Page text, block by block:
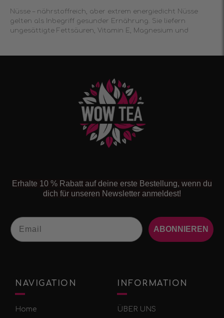
Nüsse – nährstoffreich, aber extrem energiedicht Nüsse
gelten als Inbegriff gesunder Ernährung. Sie liefern
ungesättigte Fettsäuren, Vitamin E, Magnesium und
Erhalte 10 % Rabatt auf deine erste Bestellung, wenn du
dich für unseren Newsletter anmeldest!
Email
ABONNIEREN
NAVIGATION
Home
INFORMATION
ÜBER UNS